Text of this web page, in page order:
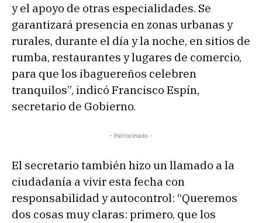
y el apoyo de otras especialidades. Se
garantizará presencia en zonas urbanas y
rurales, durante el día y la noche, en sitios de
rumba, restaurantes y lugares de comercio,
para que los ibaguereños celebren
tranquilos”, indicó Francisco Espín,
secretario de Gobierno.
- Patrocinado -
El secretario también hizo un llamado a la
ciudadanía a vivir esta fecha con
responsabilidad y autocontrol: “Queremos
dos cosas muy claras: primero, que los